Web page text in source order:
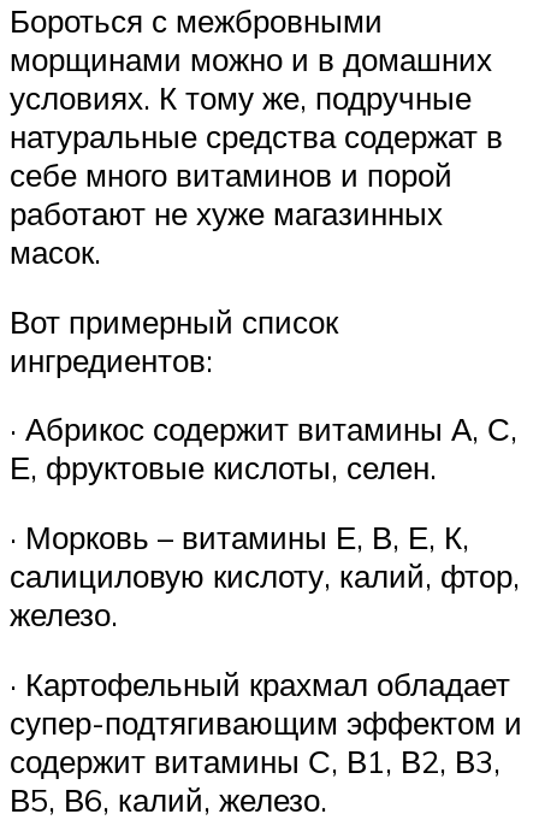
Бороться с межбровными
морщинами можно и в домашних
условиях. К тому же, подручные
натуральные средства содержат в
себе много витаминов и порой
работают не хуже магазинных
масок.
Вот примерный список
ингредиентов:
· Абрикос содержит витамины А, С,
Е, фруктовые кислоты, селен.
· Морковь – витамины Е, В, Е, К,
салициловую кислоту, калий, фтор,
железо.
· Картофельный крахмал обладает
супер-подтягивающим эффектом и
содержит витамины С, В1, В2, В3,
В5, В6, калий, железо.